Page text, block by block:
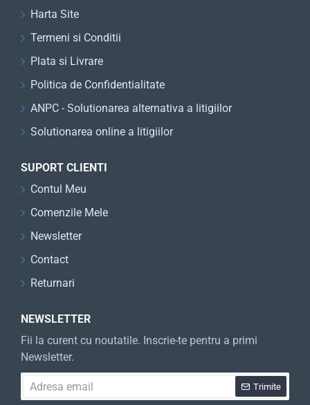
Harta Site
Termeni si Conditii
Plata si Livrare
Politica de Confidentialitate
ANPC - Solutionarea alternativa a litigiilor
Solutionarea online a litigiilor
SUPORT CLIENTI
Contul Meu
Comenzile Mele
Newsletter
Contact
Returnari
NEWSLETTER
Fii la curent cu noutatile. Inscrie-te pentru a primi
Newsletter.
email
Trimite